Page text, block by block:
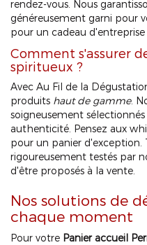
rendez-vous. Nous
généreusement garni pour
pour un cadeau
Comment s'assurer
spiritueux ?
Avec Au Fil de la
produits haut de gamme.
soigneusement
authenticité. Pensez aux
pour un panier d'exception.
rigoureusement testés par
d'être proposés à la vente.
Nos solutions de
chaque moment
Pour votre Panier accueil